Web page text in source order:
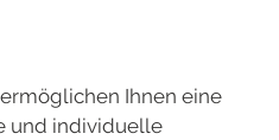
Ihnen eine
und individuelle